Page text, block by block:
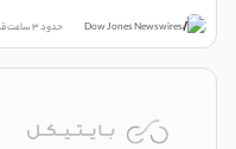
Dow Jones Newswires حدود 3 ساعت قبل